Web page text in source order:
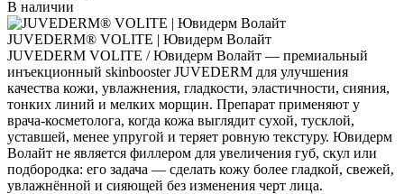
В наличии
JUVEDERM® VOLITE | Ювидерм Волайт
JUVEDERM VOLITE / Ювидерм Волайт — премиальный
инъекционный skinbooster JUVEDERM для улучшения
качества кожи, увлажнения, гладкости, эластичности, сияния,
тонких линий и мелких морщин. Препарат применяют у
врача-косметолога, когда кожа выглядит сухой, тусклой,
уставшей, менее упругой и теряет ровную текстуру. Ювидерм
Волайт не является филлером для увеличения губ, скул или
подбородка: его задача — сделать кожу более гладкой, свежей,
увлажнённой и сияющей без изменения черт лица.